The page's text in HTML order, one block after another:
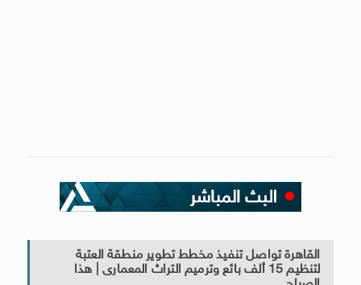
القاهرة تواصل تنفيذ مخطط تطوير منطقة العتبة
لتنظيم 15 ألف بائع وترميم التراث المعمارى | هذا